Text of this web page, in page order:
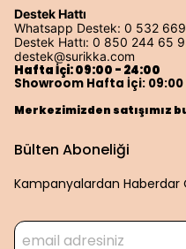
Destek Hattı
Whatsapp Destek: 0 532
Destek Hattı: 0 850 244 65
destek@surikka.com
Hafta İçi: 09:00 - 24:00
Showroom Hafta İçi: 09:00
Merkezimizden satışımız
Bülten Aboneliği
Kampanyalardan Haberdar